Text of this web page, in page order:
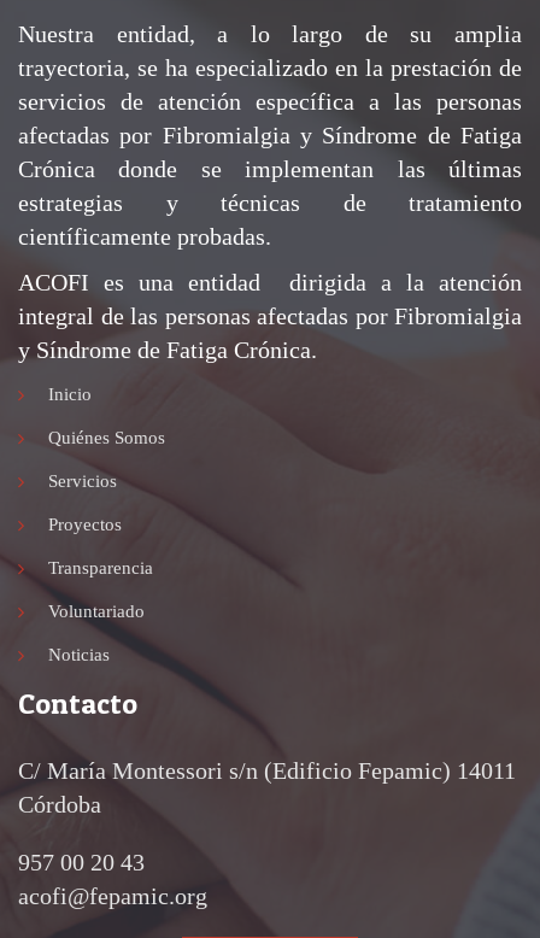
Nuestra entidad, a lo largo de su amplia
trayectoria, se ha especializado en la prestación de
servicios de atención específica a las personas
afectadas por Fibromialgia y Síndrome de Fatiga
Crónica donde se implementan las últimas
estrategias y técnicas de tratamiento
científicamente probadas.
ACOFI es una entidad dirigida a la atención
integral de las personas afectadas por Fibromialgia
y Síndrome de Fatiga Crónica.
Inicio
Quiénes Somos
Servicios
Proyectos
Transparencia
Voluntariado
Noticias
Contacto
C/ María Montessori s/n (Edificio Fepamic) 14011
Córdoba
957 00 20 43
acofi@fepamic.org